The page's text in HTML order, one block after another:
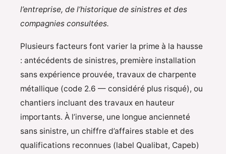
l’entreprise, de l’historique de sinistres et des
compagnies consultées.
Plusieurs facteurs font varier la prime à la hausse
: antécédents de sinistres, première installation
sans expérience prouvée, travaux de charpente
métallique (code 2.6 — considéré plus risqué), ou
chantiers incluant des travaux en hauteur
importants. À l’inverse, une longue ancienneté
sans sinistre, un chiffre d’affaires stable et des
qualifications reconnues (label Qualibat, Capeb)